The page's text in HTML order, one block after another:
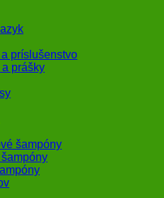
príslušenstvo
prášky
šampóny